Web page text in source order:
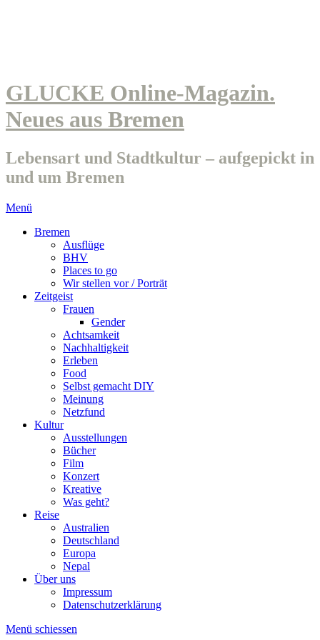
GLUCKE Online-Magazin.
Neues aus Bremen
Lebensart und Stadtkultur – aufgepickt in
und um Bremen
Menü
Bremen
Ausflüge
BHV
Places to go
Wir stellen vor / Porträt
Zeitgeist
Frauen
Gender
Achtsamkeit
Nachhaltigkeit
Erleben
Food
Selbst gemacht DIY
Meinung
Netzfund
Kultur
Ausstellungen
Bücher
Film
Konzert
Kreative
Was geht?
Reise
Australien
Deutschland
Europa
Nepal
Über uns
Impressum
Datenschutzerklärung
Menü schiessen